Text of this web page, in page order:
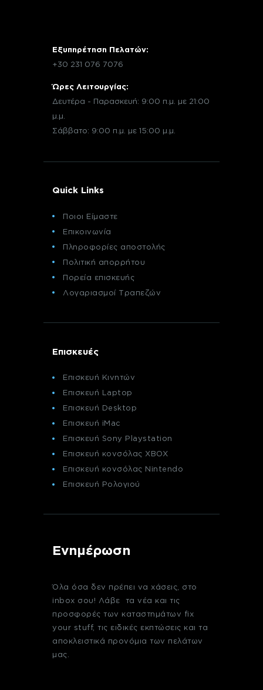
Εξυπηρέτηση Πελατών:
+30 231 076 7076
Ώρες Λειτουργίας:
Δευτέρα - Παρασκευή: 9:00 π.μ. με 21:00
μ.μ.
Σάββατο: 9:00 π.μ. με 15:00 μ.μ.
Quick Links
Ποιοι Είμαστε
Επικοινωνία
Πληροφορίες αποστολής
Πολιτική απορρήτου
Πορεία επισκευής
Λογαριασμοί Τραπεζών
Επισκευές
Επισκευή Κινητών
Επισκευή Laptop
Επισκευή Desktop
Επισκευή iMac
Επισκευή Sony Playstation
Επισκευή κονσόλας XBOX
Επισκευή κονσόλας Nintendo
Επισκευή Ρολογιού
Ενημέρωση
Όλα όσα δεν πρέπει να χάσεις, στο
inbox σου! Λάβε τα νέα και τις
προσφορές των καταστημάτων fix
your stuff, τις ειδικές εκπτώσεις και τα
αποκλειστικά προνόμια των πελάτων
μας.